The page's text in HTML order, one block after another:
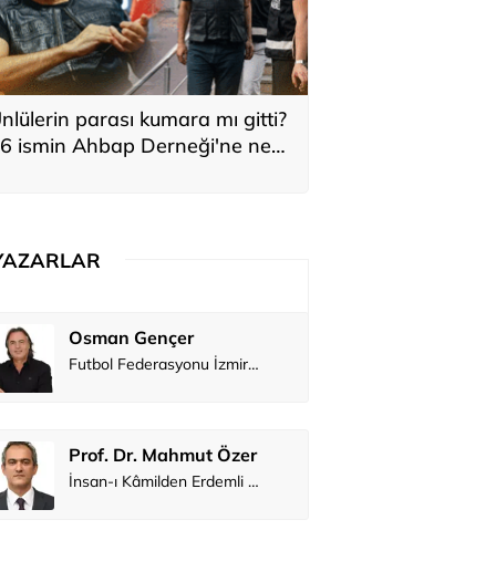
parası kumara mı gitti?
ismin Ahbap Derneği'ne ne
Osman Gençer
Futbol Federasyonu İzmirspor’u dinler mi?
Prof. Dr. Mahmut Özer
İnsan-ı Kâmilden Erdemli Şehre: İslam Düşüncesinde Adalet-II